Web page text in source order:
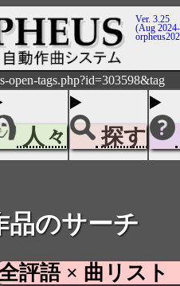
Ver. 3.25
(Aug
open-tags.php?id=303598&tag
人々 探す
品のサーチ
評語 × 曲リスト